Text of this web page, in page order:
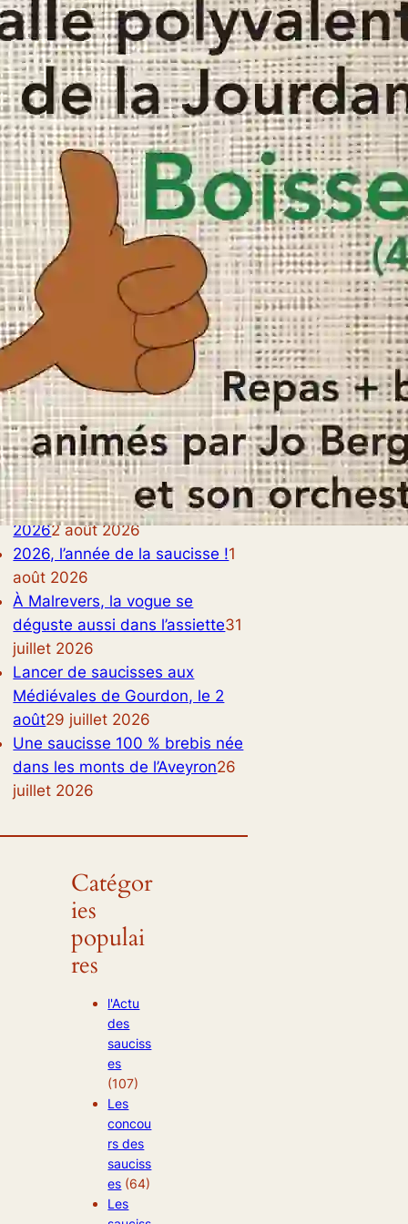
traiteur, j’ai
appris le
goût des
bons
produits
auprès de
mon grand-
père. À ses
côtés, dans
laboratoire,
lorsque j’étais
enfant, je
suis devenu
un passionné
articles
Fête de la saucisse de choux
d’Arconsat, le 8 novembre
20262 août 2026
2026, l’année de la saucisse !1
août 2026
À Malrevers, la vogue se
déguste aussi dans l’assiette31
juillet 2026
Lancer de saucisses aux
Médiévales de Gourdon, le 2
août29 juillet 2026
Une saucisse 100 % brebis née
dans les monts de l’Aveyron26
juillet 2026
Catégor
ies
populai
res
l'Actu
des
sauciss
es
(107)
Les
concou
rs des
sauciss
es (64)
Les